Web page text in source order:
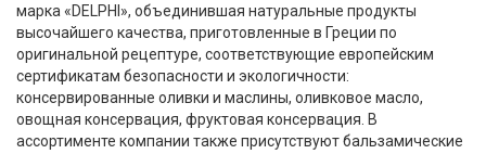
марка «DELPHI», объединившая натуральные продукты
высочайшего качества, приготовленные в Греции по
оригинальной рецептуре, соответствующие европейским
сертификатам безопасности и экологичности:
консервированные оливки и маслины, оливковое масло,
овощная консервация, фруктовая консервация. В
ассортименте компании также присутствуют бальзамические